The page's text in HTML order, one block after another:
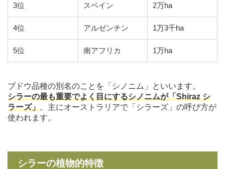
3位 スペイン 2万ha
4位 アルゼンチン 1万3千ha
5位 南アフリカ 1万ha
ブドウ品種の別名のことを「シノニム」といいます。
シラーの最も重要でよく目にするシノニムが「Shiraz シ
ラーズ」。主にオーストラリアで「シラーズ」の呼び方が
使われます。
シラーの植物的特徴